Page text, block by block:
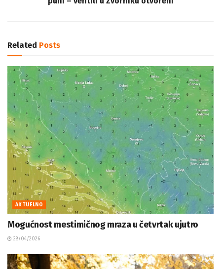
Related Posts
AKTUELNO
Mogućnost mestimičnog mraza u četvrtak ujutro
28/04/2026